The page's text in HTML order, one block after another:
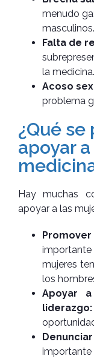
menudo
masculinos.
Falta de
la medicina.
Acoso
problema
¿Qué
apoyar
Hay muchas
apoyar a las
mujeres
los
Apoyar
liderazgo: